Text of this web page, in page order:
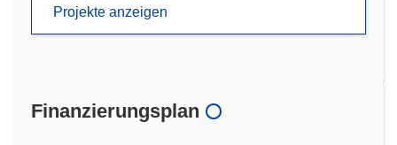
Projekte anzeigen
Finanzierungsplan